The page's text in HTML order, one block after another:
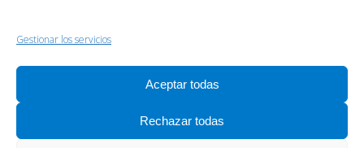
Gestionar los servicios
Aceptar todas
Rechazar todas